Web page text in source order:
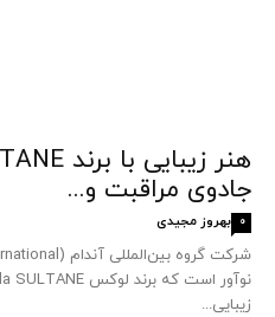
جادوی مراقبت و...
بهروز مجیدی 0
زیبایی...